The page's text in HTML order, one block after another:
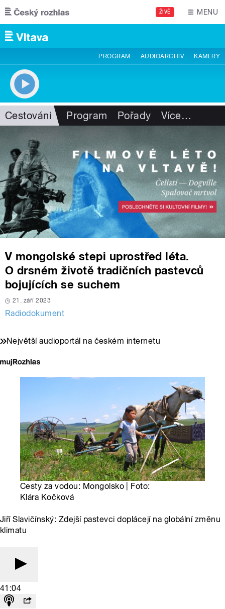
Přejít k hlavnímu obsahu
ŽIVĚ MENU
PROGRAM AUDIOARCHIV KAMERY
Cestování Program Pořady Více…
V mongolské stepi uprostřed léta.
O drsném životě tradičních pastevců
bojujících se suchem
21. září 2023
Radiodokument
Největší audioportál na českém internetu
Cesty za vodou: Mongolsko | Foto:
Klára Kočková
Jiří Slavičínský: Zdejší pastevci doplácejí na globální změnu
klimatu
41:04